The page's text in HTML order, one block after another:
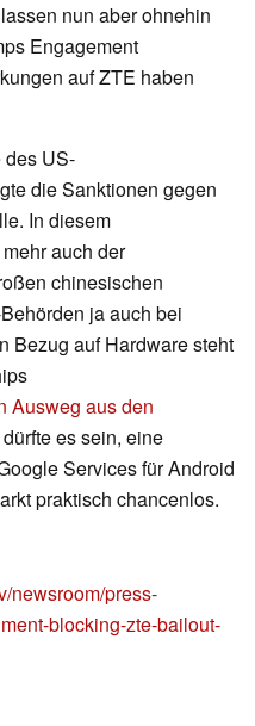
nun aber ohnehin
Engagement
auf ZTE haben
des US-
die Sanktionen gegen
In diesem
auch der
chinesischen
ja auch bei
Bezug auf Hardware steht
Ausweg aus den
es sein, eine
Services für Android
praktisch chancenlos.
newsroom/press-
blocking-zte-bailout-